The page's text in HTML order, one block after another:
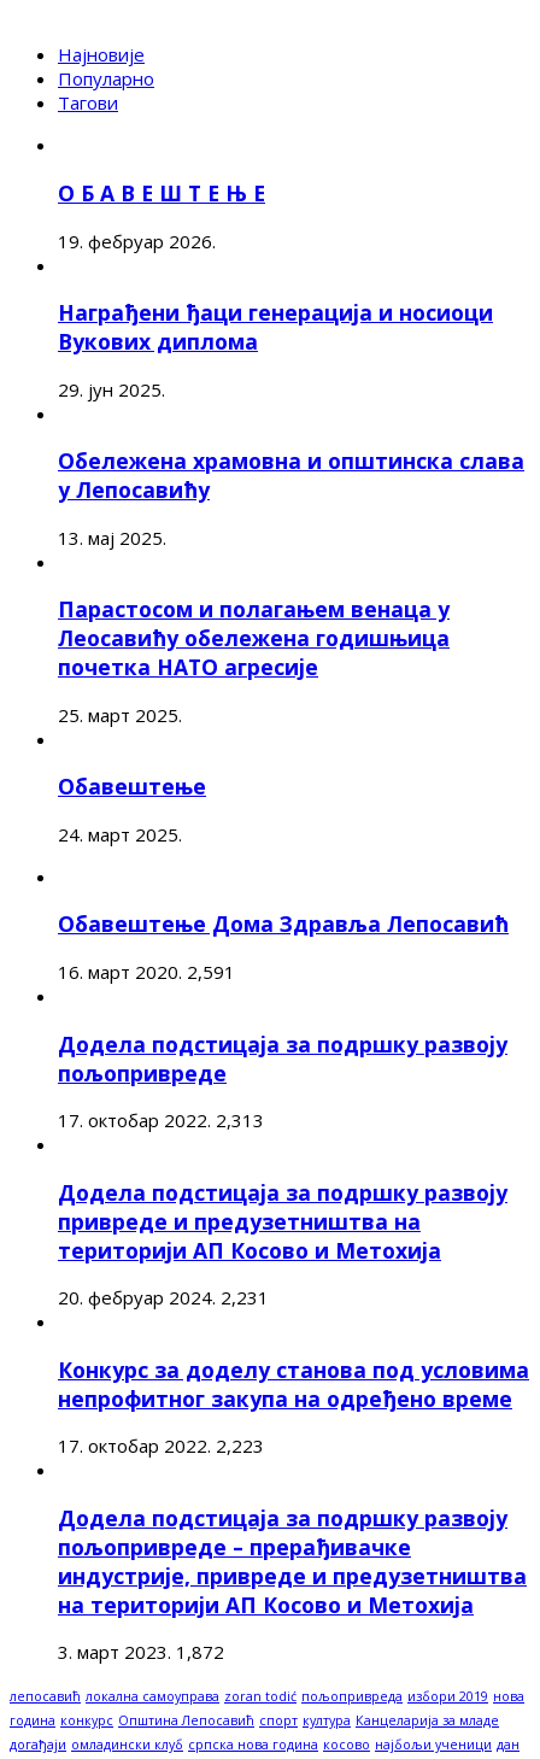
Најновије
Популарно
Тагови
О Б А В Е Ш Т Е Њ Е
19. фебруар 2026.
Награђени ђаци генерација и носиоци
Вукових диплома
29. јун 2025.
Обележена храмовна и општинска слава
у Лепосавићу
13. мај 2025.
Парастосом и полагањем венаца у
Леосавићу обележена годишњица
почетка НАТО агресије
25. март 2025.
Обавештење
24. март 2025.
Обавештење Дома Здравља Лепосавић
16. март 2020. 2,591
Додела подстицаја за подршку развоју
пољопривреде
17. октобар 2022. 2,313
Додела подстицаја за подршку развоју
привреде и предузетништва на
територији АП Косово и Метохија
20. фебруар 2024. 2,231
Конкурс за доделу станова под условима
непрофитног закупа на одређено време
17. октобар 2022. 2,223
Додела подстицаја за подршку развоју
пољопривреде – прерађивачке
индустрије, привреде и предузетништва
на територији АП Косово и Метохија
3. март 2023. 1,872
лепосавић локална самоуправа zoran todić пољопривреда избори 2019 нова
година конкурс Општина Лепосавић спорт култура Канцеларија за младе
догађаји омладински клуб српска нова година косово најбољи ученици дан